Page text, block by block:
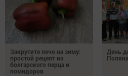
Закрутите лечо на зиму:
простой рецепт из
болгарского перца и
помидоров
День